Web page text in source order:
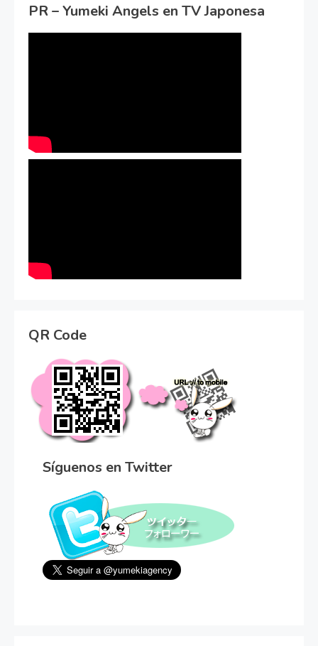
PR – Yumeki Angels en TV Japonesa
QR Code
Síguenos en Twitter